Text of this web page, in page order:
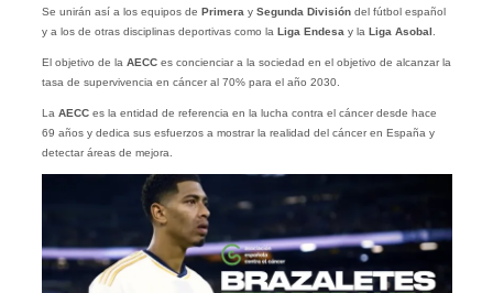
Se unirán así a los equipos de Primera y Segunda Divisióndel fútbol español
y a los de otras disciplinas deportivas como la Liga Endesa y la Liga Asobal
El objetivo de la AECCes concienciar a la sociedad en el objetivo de alcanzar la
tasa de supervivencia en cáncer al 70% para el año 2030.
La AECCes la entidad de referencia en la lucha contra el cáncer desde hace
69 años y dedica sus esfuerzos a mostrar la realidad del cáncer en España y
detectar áreas de mejora.